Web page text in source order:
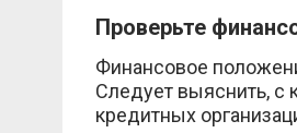
Проверьте
Финансовое
Следует выяснить, с
кредитных